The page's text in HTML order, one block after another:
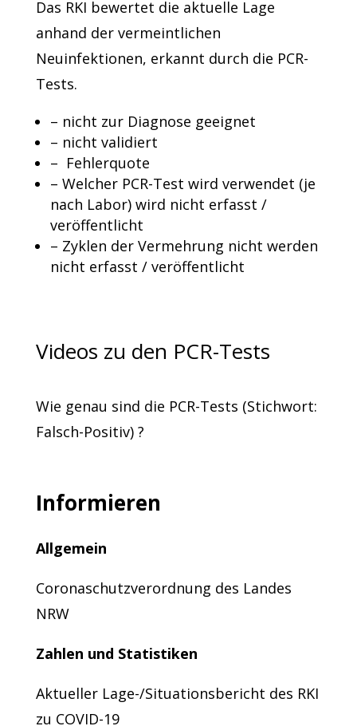
Das RKI bewertet die aktuelle Lage
anhand der vermeintlichen
Neuinfektionen, erkannt durch die PCR-
Tests.
– nicht zur Diagnose geeignet
– nicht validiert
– Fehlerquote
– Welcher PCR-Test wird verwendet (je
nach Labor) wird nicht erfasst /
veröffentlicht
– Zyklen der Vermehrung nicht werden
nicht erfasst / veröffentlicht
Videos zu den PCR-Tests
Wie genau sind die PCR-Tests (Stichwort:
Falsch-Positiv) ?
Informieren
Allgemein
Coronaschutzverordnung des Landes
NRW
Zahlen und Statistiken
Aktueller Lage-/Situationsbericht des RKI
zu COVID-19